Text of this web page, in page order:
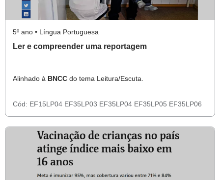
5º ano • Língua Portuguesa
Ler e compreender uma reportagem
Alinhado à BNCC do tema Leitura/Escuta.
Cód: EF15LP04 EF35LP03 EF35LP04 EF35LP05 EF35LP06